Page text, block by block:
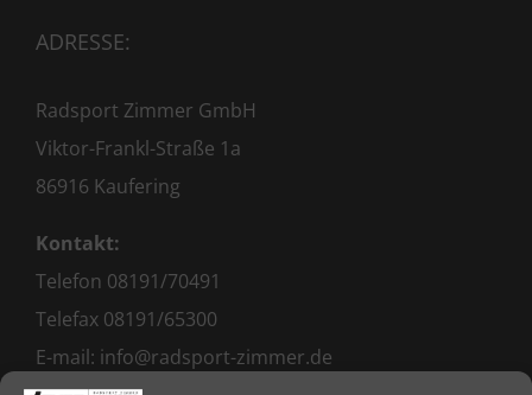
ADRESSE:
Radsport Zimmer GmbH
Viktor-Frankl-Straße 1a
86916 Kaufering
Kontakt:
Telefon 08191/70491
Telefax 08191/65300
E-mail: info@radsport-zimmer.de